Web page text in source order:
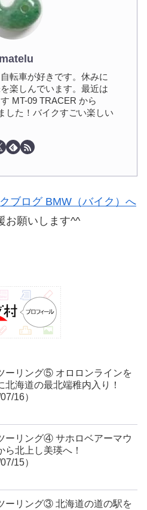
転車が好きです。休みに
楽しんでいます。最近は
MT-09 TRACER から
した！バイクすごい楽しい
お願いします^^
ーリング⑤ オロロンラインを
北海道の最北端稚内入り！
16）
ーリング④ サホロベアーマウ
ら北上し美瑛へ！
15）
ーリング③ 北海道の道の駅を